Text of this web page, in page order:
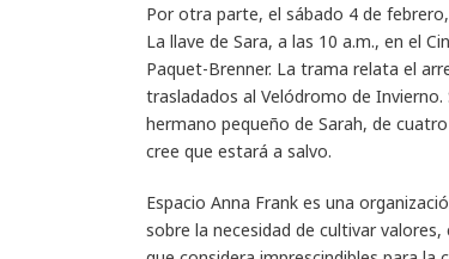
Por otra parte, el sábado 4 de
La llave de Sara, a las 10 a.m., en el
Paquet-Brenner. La trama relata el
trasladados al Velódromo de
hermano pequeño de Sarah, de
cree que estará a salvo.
Espacio Anna Frank es una
sobre la necesidad de cultivar